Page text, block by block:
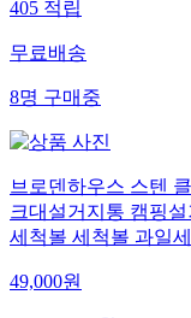
405적립
무료배송
8명구매중
브로덴하우스 스텐
크대설거지통 캠핑
세척볼 세척볼 과일
49,000원